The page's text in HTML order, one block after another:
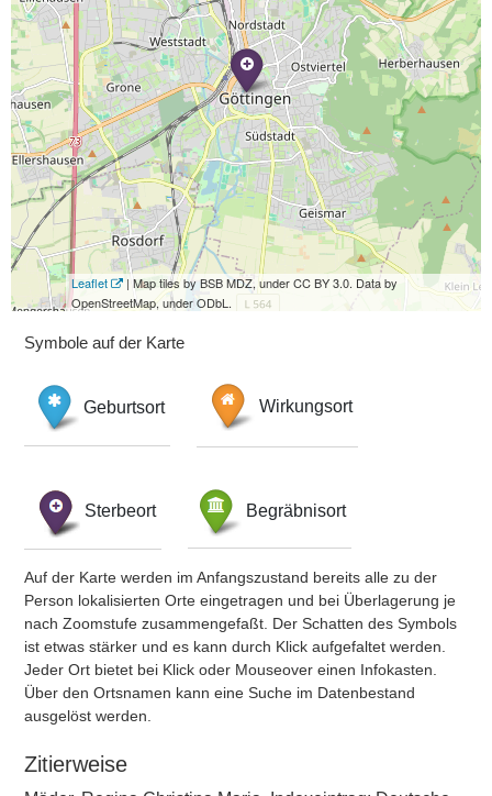
Leaflet
| Map tiles by BSB MDZ, under CC BY 3.0. Data by
OpenStreetMap, under ODbL.
Symbole auf der Karte
Geburtsort Wirkungsort
Sterbeort Begräbnisort
Auf der Karte werden im Anfangszustand bereits alle zu der
Person lokalisierten Orte eingetragen und bei Überlagerung je
nach Zoomstufe zusammengefaßt. Der Schatten des Symbols
ist etwas stärker und es kann durch Klick aufgefaltet werden.
Jeder Ort bietet bei Klick oder Mouseover einen Infokasten.
Über den Ortsnamen kann eine Suche im Datenbestand
ausgelöst werden.
Zitierweise